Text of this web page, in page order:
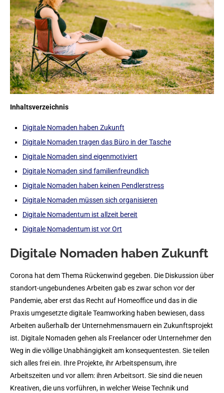
Inhaltsverzeichnis
Digitale Nomaden haben Zukunft
Digitale Nomaden tragen das Büro in der Tasche
Digitale Nomaden sind eigenmotiviert
Digitale Nomaden sind familienfreundlich
Digitale Nomaden haben keinen Pendlerstress
Digitale Nomaden müssen sich organisieren
Digitale Nomadentum ist allzeit bereit
Digitale Nomadentum ist vor Ort
Digitale Nomaden haben Zukunft
Corona hat dem Thema Rückenwind gegeben. Die Diskussion über
standort-ungebundenes Arbeiten gab es zwar schon vor der
Pandemie, aber erst das Recht auf Homeoffice und das in die
Praxis umgesetzte digitale Teamworking haben bewiesen, dass
Arbeiten außerhalb der Unternehmensmauern ein Zukunftsprojekt
ist. Digitale Nomaden gehen als Freelancer oder Unternehmer den
Weg in die völlige Unabhängigkeit am konsequentesten. Sie teilen
sich alles frei ein. Ihre Projekte, ihr Arbeitspensum, ihre
Arbeitszeiten und vor allem: ihren Arbeitsort. Sie sind die neuen
Kreativen, die uns vorführen, in welcher Weise Technik und